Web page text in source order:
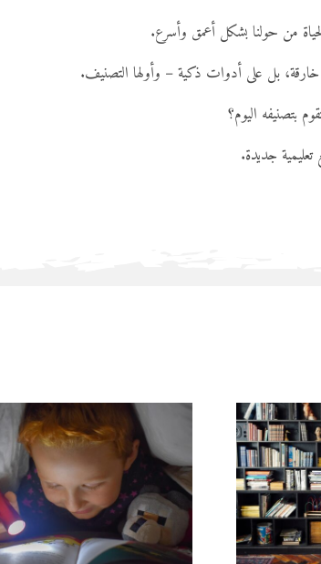
من حولنا بشكل أعمق وأسرع.
بل على أدوات ذكية – وأولها التصنيف.
بتصنيفه اليوم؟
جديدة.